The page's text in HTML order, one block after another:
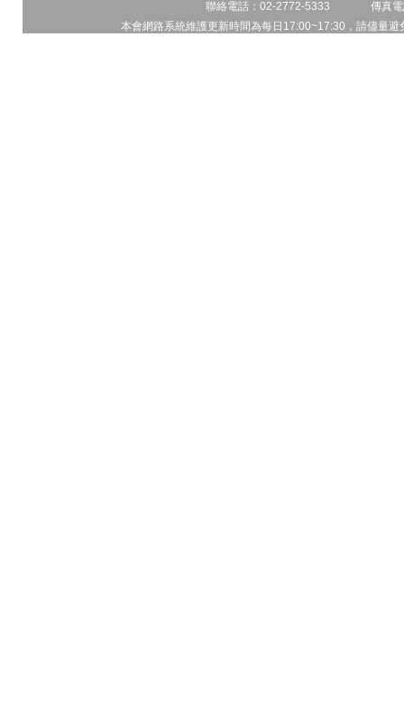
聯絡電話：02-2772-5333 傳真
本會網路系統維護更新時間為每日17:00~17:30，請儘量